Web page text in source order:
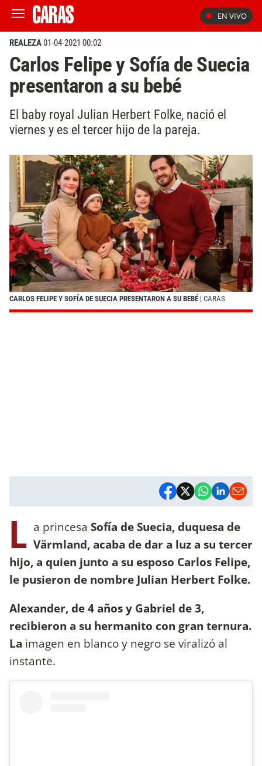
EN VIVO
REALEZA01-04-2021 00:02
Carlos Felipe y Sofía de Suecia
presentaron a su bebé
El baby royal Julian Herbert Folke, nació el
viernes y es el tercer hijo de la pareja.
CARLOS FELIPE Y SOFÍA DE SUECIA PRESENTARON A SU BEBÉ | CARAS
L a princesa Sofía de Suecia, duquesa de
Värmland, acaba de dar a luz a su tercer
hijo, a quien junto a su esposo Carlos Felipe,
le pusieron de nombre Julian Herbert Folke.
Alexander, de 4 años y Gabriel de 3,
recibieron a su hermanito con gran ternura.
La imagen en blanco y negro se viralizó al
instante.